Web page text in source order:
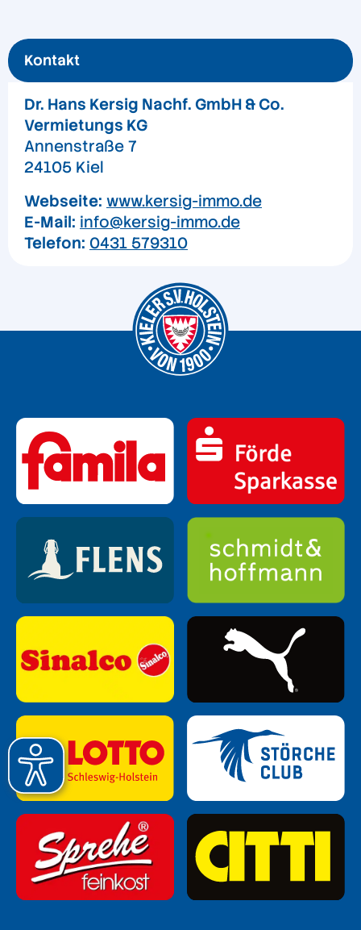
Kontakt
Dr. Hans Kersig Nachf. GmbH & Co.
Vermietungs KG
Annenstraße 7
24105 Kiel
Webseite: www.kersig-immo.de
E-Mail: info@kersig-immo.de
Telefon: 0431 579310